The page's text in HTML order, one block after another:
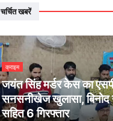
चर्चित खबरें
क्राइम
जयंत सिंह मर्डर केस का
सनसनीखेज खुलासा, बिनोद
सहित 6 गिरफ्तार